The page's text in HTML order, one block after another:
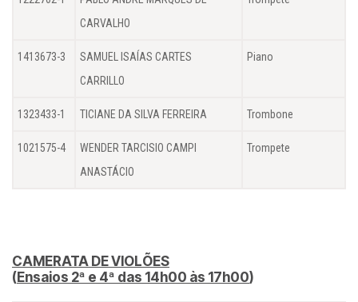
CARVALHO
1413673-3
SAMUEL ISAÍAS CARTES
CARRILLO
Piano
1323433-1 TICIANE DA SILVA FERREIRA Trombone
1021575-4
WENDER TARCISIO CAMPI
ANASTÁCIO
Trompete
CAMERATA DE VIOLÕES
( Ensaios 2ª e 4ª das 14h00 às 17h00)